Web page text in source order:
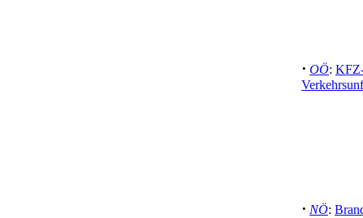
· OÖ:
· NÖ: